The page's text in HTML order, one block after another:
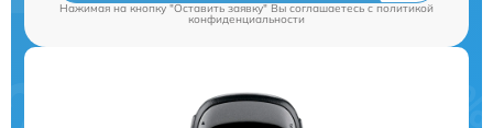
Нажимая на кнопку "Оставить заявку" Вы соглашаетесь cполитикой
конфиденциальности